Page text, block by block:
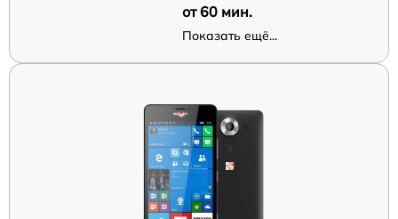
от 60 мин.
Показать ещё...